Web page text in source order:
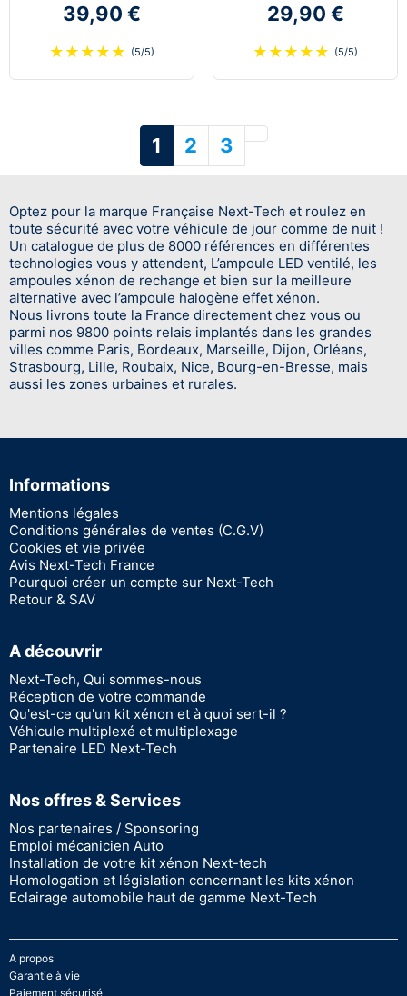
39,90 €
★ ★ ★ ★ ★ (5/5)
29,90 €
★ ★ ★ ★ ★ (5/5)
1 2 3 Suivant
Optez pour la marque Française Next-Tech et roulez en
toute sécurité avec votre véhicule de jour comme de nuit !
Un catalogue de plus de 8000 références en différentes
technologies vous y attendent, L’ampoule LED ventilé, les
ampoules xénon de rechange et bien sur la meilleure
alternative avec l’ampoule halogène effet xénon.
Nous livrons toute la France directement chez vous ou
parmi nos 9800 points relais implantés dans les grandes
villes comme Paris, Bordeaux, Marseille, Dijon, Orléans,
Strasbourg, Lille, Roubaix, Nice, Bourg-en-Bresse, mais
aussi les zones urbaines et rurales.
Informations
Mentions légales
Conditions générales de ventes (C.G.V)
Cookies et vie privée
Avis Next-Tech France
Pourquoi créer un compte sur Next-Tech
Retour & SAV
A découvrir
Next-Tech, Qui sommes-nous
Réception de votre commande
Qu'est-ce qu'un kit xénon et à quoi sert-il ?
Véhicule multiplexé et multiplexage
Partenaire LED Next-Tech
Nos offres & Services
Nos partenaires / Sponsoring
Emploi mécanicien Auto
Installation de votre kit xénon Next-tech
Homologation et législation concernant les kits xénon
Eclairage automobile haut de gamme Next-Tech
A propos
Garantie à vie
Paiement sécurisé